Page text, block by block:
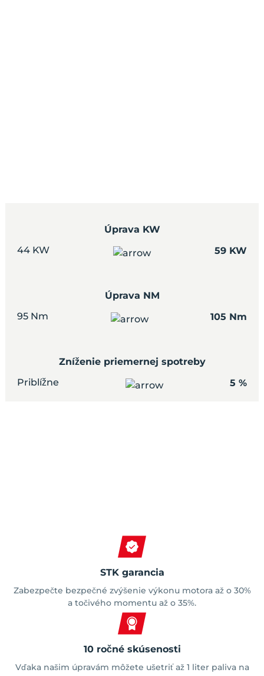
Úprava KW
44 KW
59 KW
Úprava NM
95 Nm
105 Nm
Zníženie priemernej spotreby
Priblížne
5 %
STK garancia
Zabezpečte bezpečné zvýšenie výkonu motora až o 30%
a točivého momentu až o 35%.
10 ročné skúsenosti
Vďaka našim úpravám môžete ušetriť až 1 liter paliva na